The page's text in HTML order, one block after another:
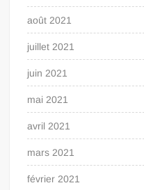
août 2021
juillet 2021
juin 2021
mai 2021
avril 2021
mars 2021
février 2021